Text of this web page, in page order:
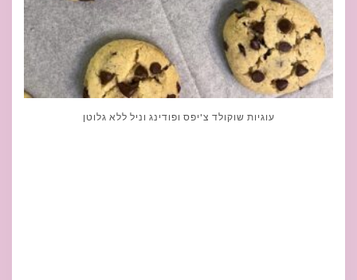
עוגיות שוקולד צ'יפס ופודינג וניל ללא גלוטן